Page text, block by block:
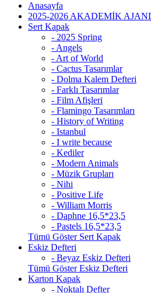
Anasayfa
2025-2026 AKADEMİK
Sert Kapak
- 2025 Spring
- Angels
- Art of World
- Cactus Tasarımlar
- Dolma Kalem Defteri
- Farklı Tasarımlar
- Film Afişleri
- Flamingo Tasarımları
- History of Writing
- Istanbul
- I write because
- Kediler
- Modern Animals
- Müzik Grupları
- Nihi
- Positive Life
- William Morris
- Daphne 16,5*23,5
- Pastels 16,5*23,5
Tümü Göster Sert Kapak
Eskiz Defteri
- Beyaz Eskiz Defteri
Tümü Göster Eskiz Defteri
Karton Kapak
- Noktalı Defter